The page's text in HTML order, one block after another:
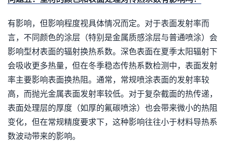
有影响，但影响程度视具体情况而定。对于表面发射率而
言，不同颜色的涂层（特别是金属质感涂层与普通喷涂）会
影响型材表面的辐射换热系数。深色表面在夏季太阳辐射下
会吸收更多热量，但在冬季稳态传热系数检测中，表面发射
率主要影响表面换热阻。通常，常规喷涂表面的发射率较
高，而抛光金属表面发射率较低。对于复杂截面的热传递，
表面处理层的厚度（如厚的氟碳喷涂）也会带来微小的热阻
变化，但在常规精度要求下，这种影响往往小于材料导热系
数波动带来的影响。